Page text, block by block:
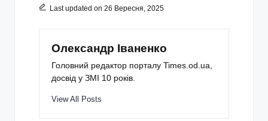
Last updated on 26 Вересня, 2025
Олександр Іваненко
Головний редактор порталу Times.od.ua,
досвід у ЗМІ 10 років.
View All Posts